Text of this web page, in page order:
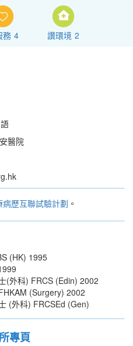
務 4 讚環境 2
醫院
病歷互聯試驗計劃 。
(HK) 1995
(外科) FRCS (Edin) 2002
(Surgery) 2002
(外科) FRCSEd (Gen)
專頁